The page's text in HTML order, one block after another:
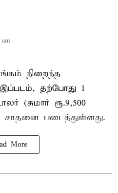
நிறைந்த
இப்படம், தற்போது 1
(சுமார் ரூ.9,500
சாதனை படைத்துள்ளது.
More